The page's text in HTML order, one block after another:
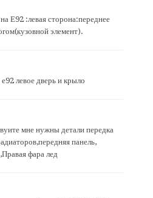
Е92 :левая сторона:переднее
элемент).
левое дверь и крыло
мне нужны детали передка
панель,
фара лед